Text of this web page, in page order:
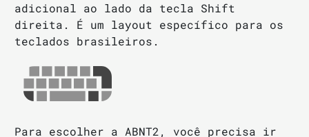
adicional ao lado da tecla Shift
direita. É um layout específico para os
teclados brasileiros.
Para escolher a ABNT2, você precisa ir